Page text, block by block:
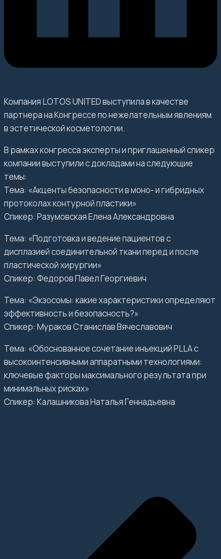
Компания LOTOS UNITED выступила в качестве
партнера на Конгрессе по нежелательным явлениям
в эстетической косметологии.
В рамках конгресса эксперты и приглашенный спикер
компании выступили с докладами на следующие
темы:
Тема: «Акценты безопасности в моно- и гибридных
протоколах контурной пластики»
Спикер: Разумовская Елена Александровна
Тема: «Подготовка и ведение пациентов с
дисплазией соединительной ткани перед и после
пластической хирургии»
Спикер: Федоров Павел Георгиевич
Тема: «Экзосомы: какие характеристики определяют
эффективность и безопасность?»
Спикер: Мураков Станислав Вячеславович
Тема: «Обоснованное сочетание инъекций PLLA с
высокоинтенсивными аппаратными технологиями:
ключевые факторы максимального результата при
минимальных рисках»
Спикер: Калашникова Наталья Геннадьевна